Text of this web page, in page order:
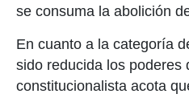
se consuma la abolición
En cuanto a la categoría
sido reducida los poderes
constitucionalista acota